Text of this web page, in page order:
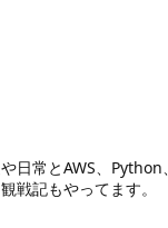
日常とAWS、Python
戦記もやってます。